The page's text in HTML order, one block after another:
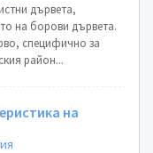
дървета,
на борови дървета.
специфично за
район...
на